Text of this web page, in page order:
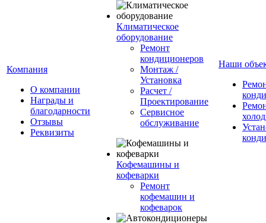
Компания
О компании
Награды и
благодарности
Отзывы
Реквизиты
Климатическое
оборудование
Ремонт
кондиционеров
Монтаж /
Установка
Расчет /
Проектирование
Сервисное
обслуживание
Кофемашины и
кофеварки
Ремонт
кофемашин и
кофеварок
Наши